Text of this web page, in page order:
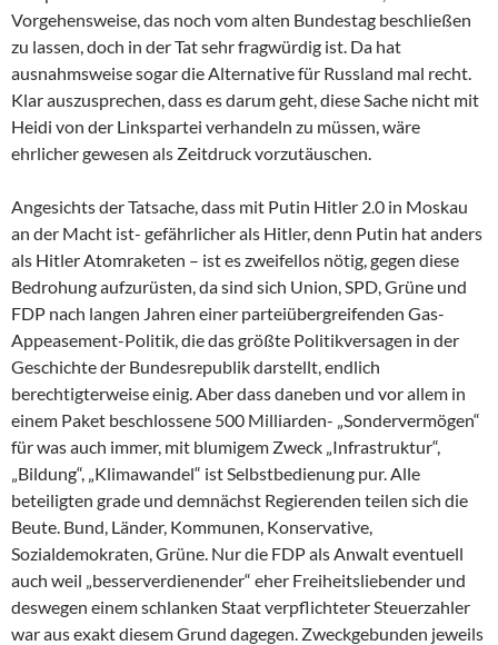
Vorgehensweise, das noch vom alten Bundestag beschließen
zu lassen, doch in der Tat sehr fragwürdig ist. Da hat
ausnahmsweise sogar die Alternative für Russland mal recht.
Klar auszusprechen, dass es darum geht, diese Sache nicht mit
Heidi von der Linkspartei verhandeln zu müssen, wäre
ehrlicher gewesen als Zeitdruck vorzutäuschen.
Angesichts der Tatsache, dass mit Putin Hitler 2.0 in Moskau
an der Macht ist- gefährlicher als Hitler, denn Putin hat anders
als Hitler Atomraketen – ist es zweifellos nötig, gegen diese
Bedrohung aufzurüsten, da sind sich Union, SPD, Grüne und
FDP nach langen Jahren einer parteiübergreifenden Gas-
Appeasement-Politik, die das größte Politikversagen in der
Geschichte der Bundesrepublik darstellt, endlich
berechtigterweise einig. Aber dass daneben und vor allem in
einem Paket beschlossene 500 Milliarden- „Sondervermögen“
für was auch immer, mit blumigem Zweck „Infrastruktur“,
„Bildung“, „Klimawandel“ ist Selbstbedienung pur. Alle
beteiligten grade und demnächst Regierenden teilen sich die
Beute. Bund, Länder, Kommunen, Konservative,
Sozialdemokraten, Grüne. Nur die FDP als Anwalt eventuell
auch weil „besserverdienender“ eher Freiheitsliebender und
deswegen einem schlanken Staat verpflichteter Steuerzahler
war aus exakt diesem Grund dagegen. Zweckgebunden jeweils